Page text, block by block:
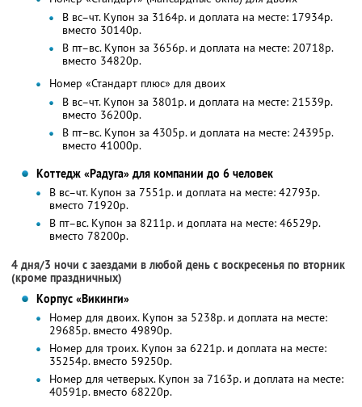
В вс–чт. Купон за 3164р. и доплата на месте: 17934р.
вместо 30140р.
В пт–вс. Купон за 3656р. и доплата на месте: 20718р.
вместо 34820р.
Номер «Стандарт плюс» для двоих
В вс–чт. Купон за 3801р. и доплата на месте: 21539р.
вместо 36200р.
В пт–вс. Купон за 4305р. и доплата на месте: 24395р.
вместо 41000р.
Коттедж «Радуга» для компании до 6 человек
В вс–чт. Купон за 7551р. и доплата на месте: 42793р.
вместо 71920р.
В пт–вс. Купон за 8211р. и доплата на месте: 46529р.
вместо 78200р.
4 дня/3 ночи с заездами в любой день с воскресенья по вторник
(кроме праздничных)
Корпус «Викинги»
Номер для двоих. Купон за 5238р. и доплата на месте:
29685р. вместо 49890р.
Номер для троих. Купон за 6221р. и доплата на месте:
35254р. вместо 59250р.
Номер для четверых. Купон за 7163р. и доплата на месте:
40591р. вместо 68220р.